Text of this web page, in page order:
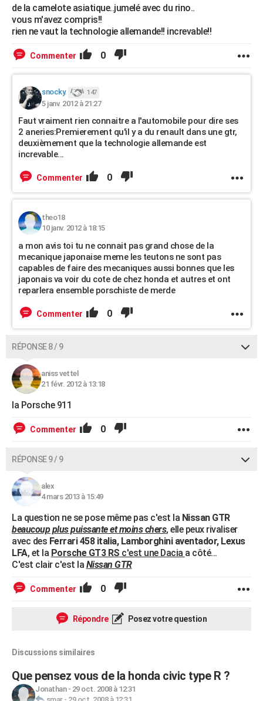
de la camelote asiatique..jumelé avec du rino..
vous m'avez compris!!
rien ne vaut la technologie allemande!! increvable!!
Commenter 0
snocky. 147
5 janv. 2012 à 21:27
Faut vraiment rien connaitre a l'automobile pour dire ses
2 aneries:Premierement qu'il y a du renault dans une gtr,
deuxièmement que la technologie allemande est
increvable...
Commenter 0
theo18
10 janv. 2012 à 18:15
a mon avis toi tu ne connait pas grand chose de la
mecanique japonaise meme les teutons ne sont pas
capables de faire des mecaniques aussi bonnes que les
japonais va voir du cote de chez honda et autres et ont
reparlera ensemble porschiste de merde
Commenter 0
RÉPONSE 8 / 9
aniss vettel
21 févr. 2012 à 13:18
la Porsche 911
Commenter 0
RÉPONSE 9 / 9
alex
4 mars 2013 à 15:49
La question ne se pose même pas c'est la Nissan GTR
beaucoup plus puissante et moins chers, elle peux rivaliser
avec des Ferrari 458 italia, Lamborghini aventador, Lexus
LFA, et la Porsche GT3 RS c'est une Dacia a côté...
C'est clair c'est la Nissan GTR
Commenter 0
Répondre Posez votre question
Discussions similaires
Que pensez vous de la honda civic type R ?
Jonathan- 29 oct. 2008 à 12:31